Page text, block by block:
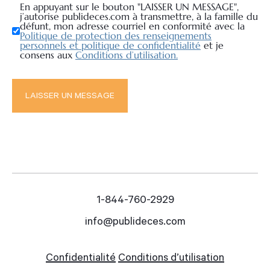
En appuyant sur le bouton "LAISSER UN MESSAGE",
j’autorise publideces.com à transmettre, à la famille du
défunt, mon adresse courriel en conformité avec la
Politique de protection des renseignements
personnels et politique de confidentialité et je
consens aux Conditions d’utilisation.
1-844-760-2929
info@publideces.com
Confidentialité Conditions d’utilisation